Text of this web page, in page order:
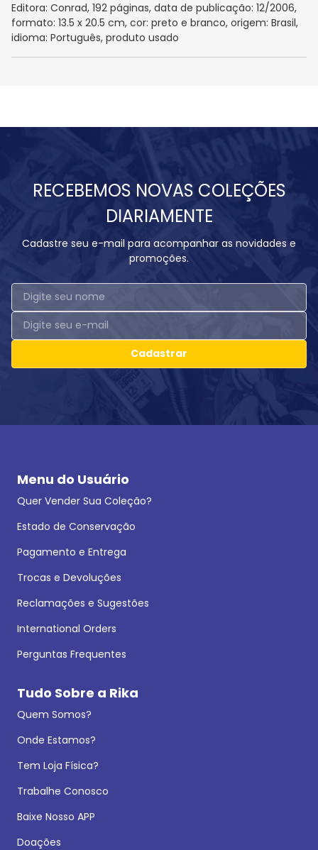
Editora: Conrad, 192 páginas, data de publicação: 12/2006,
formato: 13.5 x 20.5 cm, cor: preto e branco, origem: Brasil,
idioma: Português, produto usado
RECEBEMOS NOVAS COLEÇÕES
DIARIAMENTE
Cadastre seu e-mail para acompanhar as novidades e
promoções.
Cadastrar
Menu do Usuário
Quer Vender Sua Coleção?
Estado de Conservação
Pagamento e Entrega
Trocas e Devoluções
Reclamações e Sugestões
International Orders
Perguntas Frequentes
Tudo Sobre a Rika
Quem Somos?
Onde Estamos?
Tem Loja Física?
Trabalhe Conosco
Baixe Nosso APP
Doações